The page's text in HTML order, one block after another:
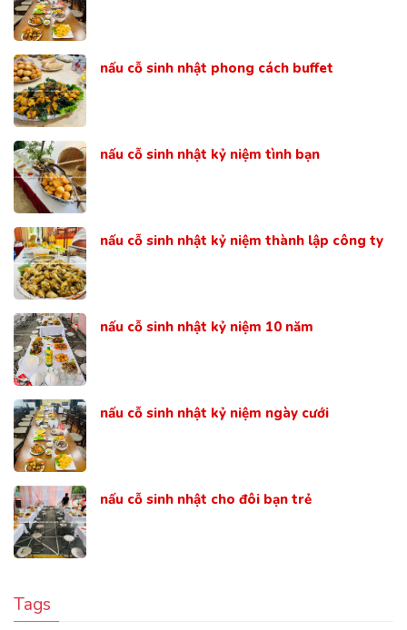
nấu cỗ sinh nhật phong cách buffet
nấu cỗ sinh nhật kỷ niệm tình bạn
nấu cỗ sinh nhật kỷ niệm thành lập công ty
nấu cỗ sinh nhật kỷ niệm 10 năm
nấu cỗ sinh nhật kỷ niệm ngày cưới
nấu cỗ sinh nhật cho đôi bạn trẻ
Tags